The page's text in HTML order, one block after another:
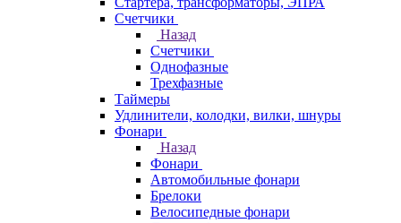
Счетчики
Назад
Счетчики
Однофазные
Трехфазные
Таймеры
Удлинители, колодки, вилки, шнуры
Фонари
Назад
Фонари
Автомобильные фонари
Брелоки
Велосипедные фонари